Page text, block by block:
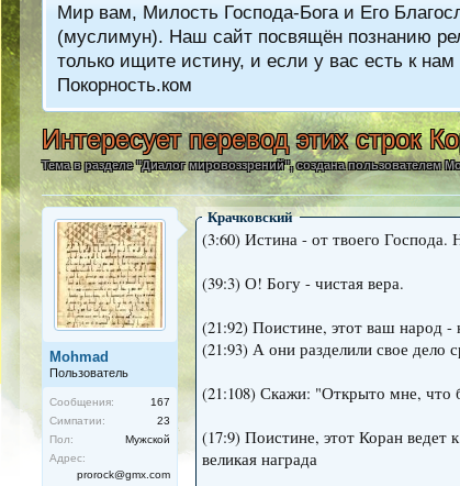
Мир вам, Милость Господа-Бога и Его
(муслимун). Наш сайт посвящён познанию
только ищите истину, и если у вас есть к
Покорность.ком
Интересует перевод этих строк
Тема в разделе "Диалог мировоззрений", создана пользователем
Mohmad
Пользователь
Сообщения:
167
Симпатии:
23
Пол:
Мужской
Адрес:
prorock@gmx.com
Крачковский
(3:60) Истина - от твоего
(39:3) О! Богу - чистая вера.
(21:92) Поистине, этот ваш народ
(21:93) А они разделили свое дело
(21:108) Скажи: "Открыто мне,
(17:9) Поистине, этот Коран ведет
великая награда